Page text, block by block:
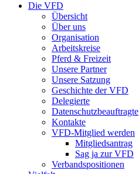
Die VFD
Übersicht
Über uns
Organisation
Arbeitskreise
Pferd & Freizeit
Unsere Partner
Unsere Satzung
Geschichte der VFD
Delegierte
Datenschutzbeauftragte
Kontakte
VFD-Mitglied werden
Mitgliedsantrag
Sag ja zur VFD
Verbandspositionen